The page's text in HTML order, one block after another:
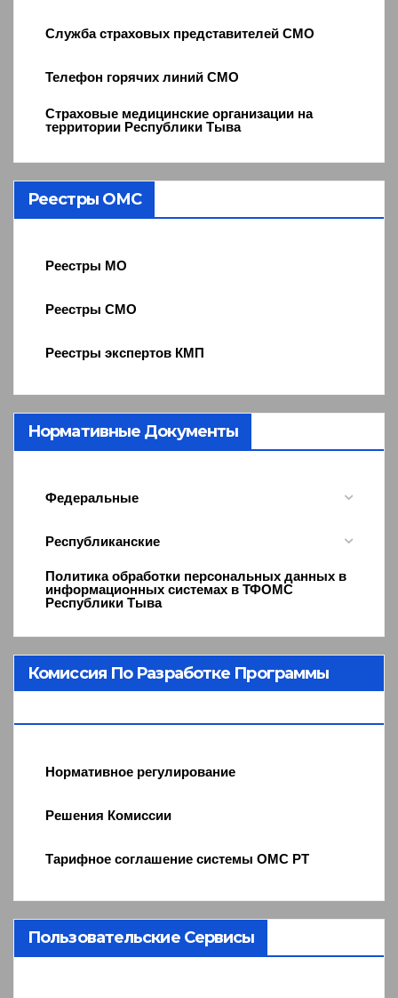
Служба страховых представителей СМО
Телефон горячих линий СМО
Страховые медицинские организации на
территории Республики Тыва
Реестры ОМС
Реестры МО
Реестры СМО
Реестры экспертов КМП
Нормативные Документы
Федеральные
Республиканские
Политика обработки персональных данных в
информационных системах в ТФОМС
Республики Тыва
Комиссия По Разработке Программы
Нормативное регулирование
Решения Комиссии
Тарифное соглашение системы ОМС РТ
Пользовательские Сервисы